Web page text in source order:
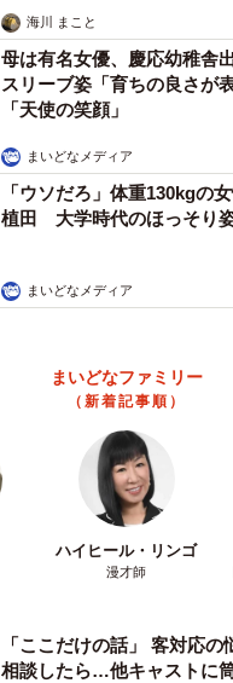
海川 まこと
母は有名女優、慶応幼稚舎
スリーブ姿「育ちの良さが
「天使の笑顔」
まいどなメディア
「ウソだろ」体重130kgの
植田 大学時代のほっそり姿
まいどなメディア
まいどなファミリー
（新着記事順）
ハイヒール・リンゴ
漫才師
「ここだけの話」 客対応
相談したら…他キャストに筒抜け！